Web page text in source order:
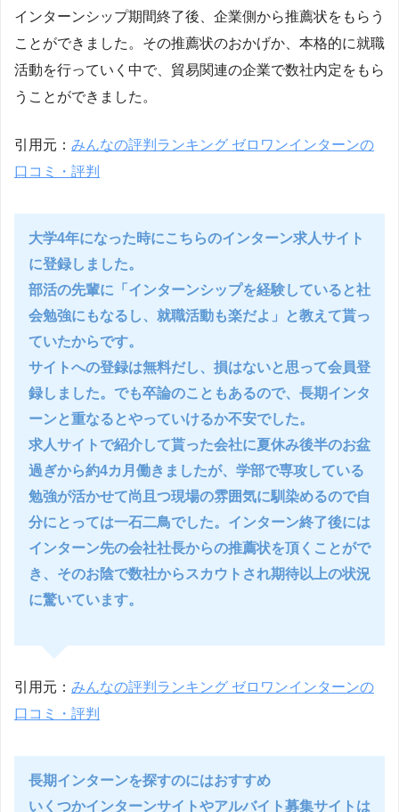
インターンシップ期間終了後、企業側から推薦状をもらう
ことができました。その推薦状のおかげか、本格的に就職
活動を行っていく中で、貿易関連の企業で数社内定をもら
うことができました。
引用元： みんなの評判ランキング ゼロワンインターンの
口コミ・評判
大学4年になった時にこちらのインターン求人サイト
に登録しました。
部活の先輩に「インターンシップを経験していると社
会勉強にもなるし、就職活動も楽だよ」と教えて貰っ
ていたからです。
サイトへの登録は無料だし、損はないと思って会員登
録しました。でも卒論のこともあるので、長期インタ
ーンと重なるとやっていけるか不安でした。
求人サイトで紹介して貰った会社に夏休み後半のお盆
過ぎから約4カ月働きましたが、学部で専攻している
勉強が活かせて尚且つ現場の雰囲気に馴染めるので自
分にとっては一石二鳥でした。インターン終了後には
インターン先の会社社長からの推薦状を頂くことがで
き、そのお陰で数社からスカウトされ期待以上の状況
に驚いています。
引用元： みんなの評判ランキング ゼロワンインターンの
口コミ・評判
長期インターンを探すのにはおすすめ
いくつかインターンサイトやアルバイト募集サイトは